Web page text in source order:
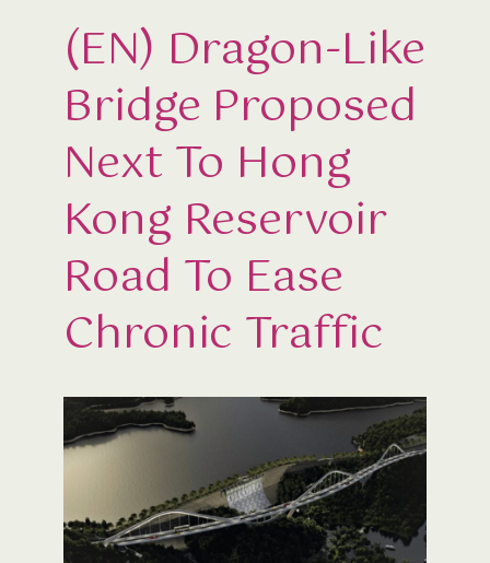
(EN) Dragon-Like
Bridge Proposed
Next To Hong
Kong Reservoir
Road To Ease
Chronic Traffic